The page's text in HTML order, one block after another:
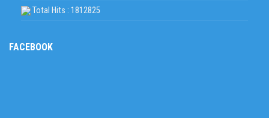
Total Hits : 1812825
FACEBOOK